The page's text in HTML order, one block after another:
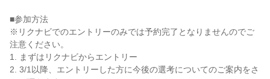
■参加方法
※リクナビでのエントリーのみでは予約完了となりませんのでご
注意ください。
1. まずはリクナビからエントリー
2. 3/1以降、エントリーした方に今後の選考についてのご案内をさ